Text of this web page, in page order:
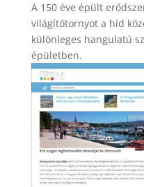
A 150 éve épült
világítótornyot a híd
különleges hangulatú
épületben.